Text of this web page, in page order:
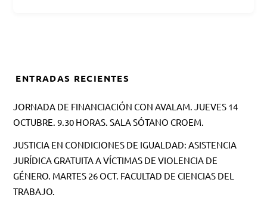
ENTRADAS RECIENTES
JORNADA DE FINANCIACIÓN CON AVALAM. JUEVES 14
OCTUBRE. 9.30 HORAS. SALA SÓTANO CROEM.
JUSTICIA EN CONDICIONES DE IGUALDAD: ASISTENCIA
JURÍDICA GRATUITA A VÍCTIMAS DE VIOLENCIA DE
GÉNERO. MARTES 26 OCT. FACULTAD DE CIENCIAS DEL
TRABAJO.